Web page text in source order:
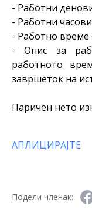
- Работни
- Работни
- Работно време
- Опис за
работното
завршеток на
Паричен нето
АПЛИЦИРАЈТЕ
Подели членак: